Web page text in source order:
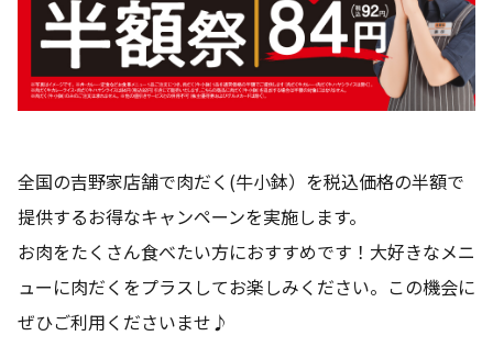
全国の吉野家店舗で肉だく(牛小鉢）を税込価格の半額で
提供するお得なキャンペーンを実施します。
お肉をたくさん食べたい方におすすめです！大好きなメニ
ューに肉だくをプラスしてお楽しみください。この機会に
ぜひご利用くださいませ♪